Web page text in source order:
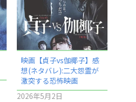
映画【貞子vs伽椰子】感
想(ネタバレ):二大怨霊が
激突する恐怖映画
2026年5月2日